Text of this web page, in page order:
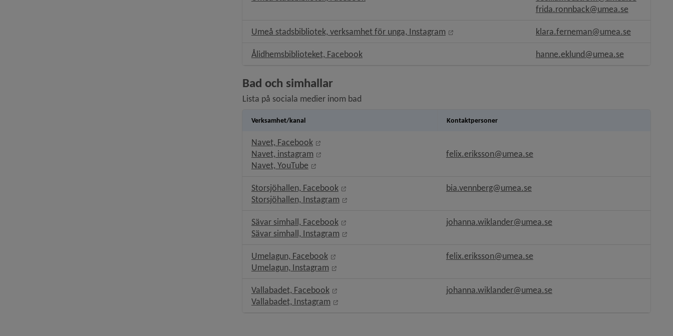
frida.ronnback@umea.se
Umeå stadsbibliotek, verksamhet för unga, Instagram Länk till annan webbplats, öppnas i nytt fönster.
klara.ferneman@umea.se
Ålidhemsbiblioteket, FacebookLänk till annan webbplats. hanne.eklund@umea.se
Bad och simhallar
Lista på sociala medier inom bad
Verksamhet/kanal Kontaktpersoner
Navet, Facebook
Länk till annan webbplats, öppnas i nytt fönster.
Navet, instagram
Länk till annan webbplats, öppnas i nytt fönster.
Navet, YouTube
Länk till annan webbplats, öppnas i nytt fönster.
felix.eriksson@umea.se
Storsjöhallen, Facebook
Länk till annan webbplats, öppnas i nytt fönster.
Storsjöhallen, Instagram
Länk till annan webbplats, öppnas i nytt fönster.
bia.vennberg@umea.se
Sävar simhall, Facebook
Länk till annan webbplats, öppnas i nytt fönster.
Sävar simhall, Instagram
Länk till annan webbplats, öppnas i nytt fönster.
johanna.wiklander@umea.se
Umelagun, Facebook
Länk till annan webbplats, öppnas i nytt fönster.
Umelagun, Instagram
Länk till annan webbplats, öppnas i nytt fönster.
felix.eriksson@umea.se
Vallabadet, Facebook
Länk till annan webbplats, öppnas i nytt fönster.
Vallabadet, Instagram
Länk till annan webbplats, öppnas i nytt fönster.
johanna.wiklander@umea.se